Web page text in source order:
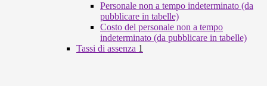
Personale non a tempo indeterminato (da
pubblicare in tabelle)
Costo del personale non a tempo
indeterminato (da pubblicare in tabelle)
Tassi di assenza 1